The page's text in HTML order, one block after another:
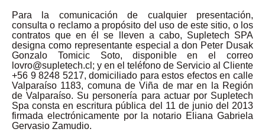
Para la comunicación de cualquier presentación,
consulta o reclamo a propósito del uso de este sitio, o los
contratos que en él se lleven a cabo, Supletech SPA
designa como representante especial a don Peter Dusak
Gonzalo Tomicic Soto, disponible en el correo
lovro@supletech.cl; y en el teléfono de Servicio al Cliente
+56 9 8248 5217, domiciliado para estos efectos en calle
Valparaíso 1183, comuna de Viña de mar en la Región
de Valparaíso. Su personería para actuar por Supletech
Spa consta en escritura pública del 11 de junio del 2013
firmada electrónicamente por la notario Eliana Gabriela
Gervasio Zamudio.